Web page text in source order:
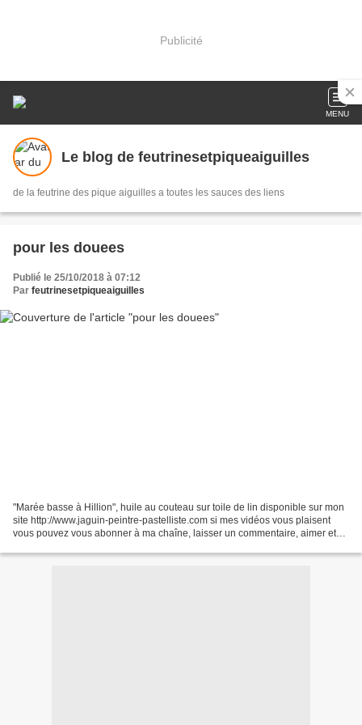
Publicité
MENU
Le blog de feutrinesetpiqueaiguilles
de la feutrine des pique aiguilles a toutes les sauces des liens
pour les douees
Publié le 25/10/2018 à 07:12
Par feutrinesetpiqueaiguilles
"Marée basse à Hillion", huile au couteau sur toile de lin disponible sur mon
site http://www.jaguin-peintre-pastelliste.com si mes vidéos vous plaisent
vous pouvez vous abonner à ma chaîne, laisser un commentaire, aimer et